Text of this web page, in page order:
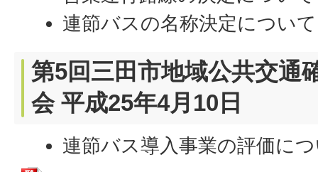
連節バスの名称決定について
第5回三田市地域公共交通
会 平成25年4月10日
連節バス導入事業の評価に